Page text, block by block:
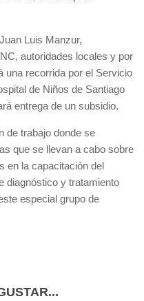
Luis Manzur,
autoridades locales y por
una recorrida por el Servicio
de Niños de Santiago
entrega de un subsidio.
de trabajo donde se
que se llevan a cabo sobre
en la capacitación del
diagnóstico y tratamiento
especial grupo de